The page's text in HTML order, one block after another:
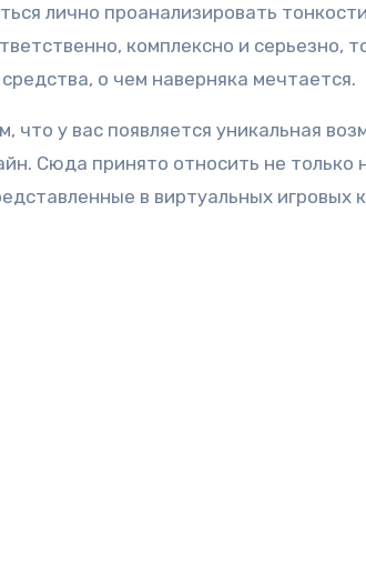
лично проанализировать
комплексно и серьезно,
о чем наверняка мечтается.
что у вас появляется уникальная
Сюда принято относить не только
в виртуальных игровых